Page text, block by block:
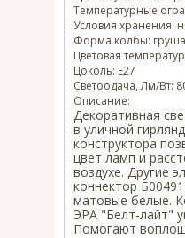
Температурные
Условия хранения:
Форма колбы: груша
Цветовая
Цоколь: Е27
Светоодача, Лм/Вт:
Описание:
Декоративная
в уличной
конструктора
цвет ламп и
воздухе. Другие
коннектор
матовые белые.
ЭРА "Белт-лайт"
Помогают